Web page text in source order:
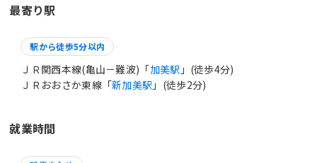
最寄り駅
駅から徒歩5分以内
ＪＲ関西本線(亀山－難波)「加美駅 」(徒歩4分)
ＪＲおおさか東線「新加美駅 」(徒歩2分)
就業時間